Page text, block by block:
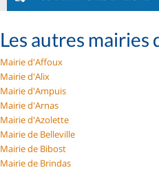
Les autres
Mairie d'Affoux
Mairie d'Alix
Mairie d'Ampuis
Mairie d'Arnas
Mairie d'Azolette
Mairie de Belleville
Mairie de Bibost
Mairie de Brindas